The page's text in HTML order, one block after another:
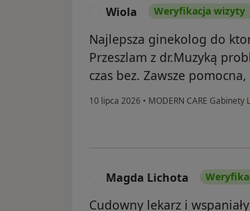
Wiola Weryfikacja wizyty
Najlepsza ginekolog do
Przeszlam z dr.Muzyką
czas bez. Zawsze
10 lipca 2026 • MODERN CARE Gabinety
Magda Lichota
Cudowny lekarz i